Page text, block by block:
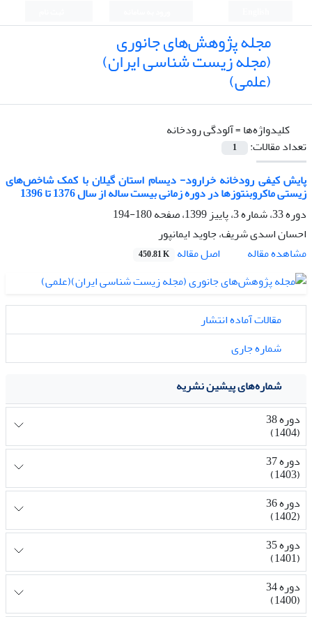
مجله پژوهش‌های جانوری
(مجله زیست شناسی ایران)
(علمی)
کلیدواژه‌ها =آلودگی رودخانه
تعداد مقالات:
1
پایش کیفی رودخانه خرارود- دیسام استان گیلان با کمک شاخص‌های
زیستی ماکروبنتوزها در دوره زمانی بیست ساله از سال 1376 تا 1396
دوره 33، شماره 3، پاییز 1399، صفحه
180-194
احسان اسدی شریف، جاوید ایمانپور
مشاهده مقاله
اصل مقاله 450.81 K
مقالات آماده انتشار
شماره جاری
شماره‌های پیشین نشریه
دوره 38
(1404)
دوره 37
(1403)
دوره 36
(1402)
دوره 35
(1401)
دوره 34
(1400)